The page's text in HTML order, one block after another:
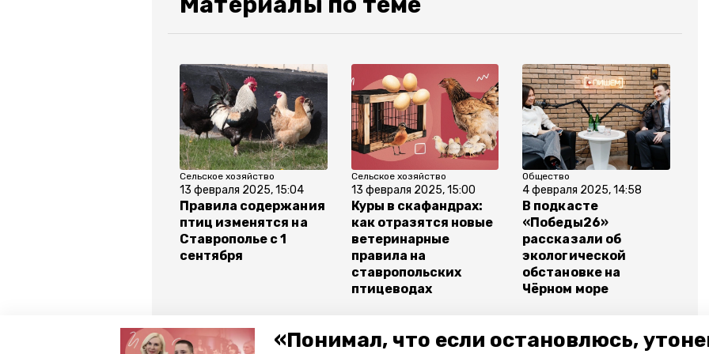
«Понимал, что если остановлюсь,
Сельское хозяйство
13 февраля 2025, 15:04
Правила содержания
птиц изменятся на
Ставрополье с 1
сентября
Сельское хозяйство
13 февраля 2025, 15:00
Куры в скафандрах:
как отразятся новые
ветеринарные
правила на
ставропольских
птицеводах
Общество
4 февраля 2025, 14:58
В подкасте
«Победы26»
рассказали об
экологической
обстановке на
Чёрном море
Все новости